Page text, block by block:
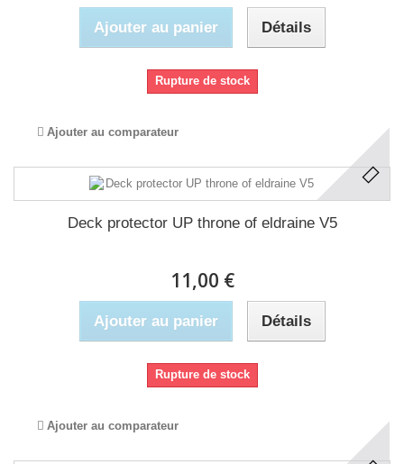
Ajouter au panier Détails
Rupture de stock
Ajouter au comparateur
Deck protector UP throne of eldraine V5
11,00 €
Ajouter au panier Détails
Rupture de stock
Ajouter au comparateur